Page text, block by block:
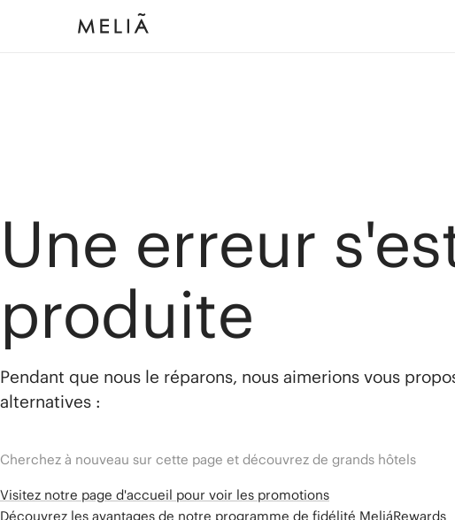
Une erreur
produite
Pendant que nous le réparons, nous aimerions vous
alternatives :
Cherchez à nouveau sur cette page et découvrez de grands hôtels
Visitez notre page d'accueil pour voir les promotions
Découvrez les avantages de notre programme de fidélité MeliáRewards